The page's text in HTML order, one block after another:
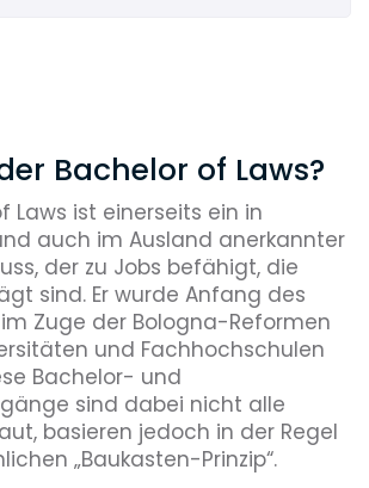
Bachelor of Laws?
Laws ist einerseits ein in
auch im Ausland anerkannter
der zu Jobs befähigt, die
sind. Er wurde Anfang des
Zuge der Bologna-Reformen
und Fachhochschulen
Bachelor- und
sind dabei nicht alle
basieren jedoch in der Regel
„Baukasten-Prinzip“.